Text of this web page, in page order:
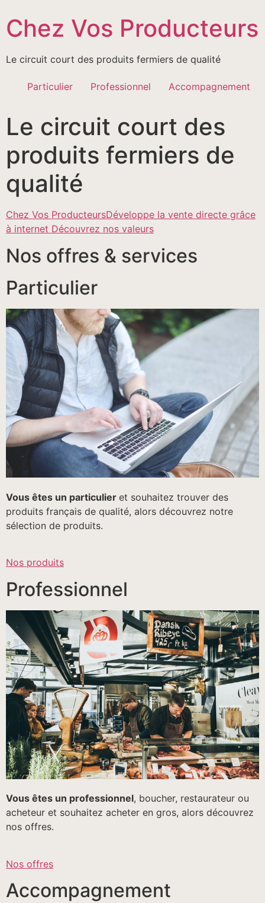
au
contenu
Chez Vos Producteurs
Le circuit court des produits fermiers de qualité
Particulier Professionnel Accompagnement
Le circuit court des
produits fermiers de
qualité
Chez Vos ProducteursDéveloppe la vente directe grâce
à internet Découvrez nos valeurs
Nos offres & services
Particulier
Vous êtes un particulier et souhaitez trouver des
produits français de qualité, alors découvrez notre
sélection de produits.
Nos produits
Professionnel
Vous êtes un professionnel, boucher, restaurateur ou
acheteur et souhaitez acheter en gros, alors découvrez
nos offres.
Nos offres
Accompagnement